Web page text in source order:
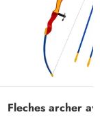
Fleches archer